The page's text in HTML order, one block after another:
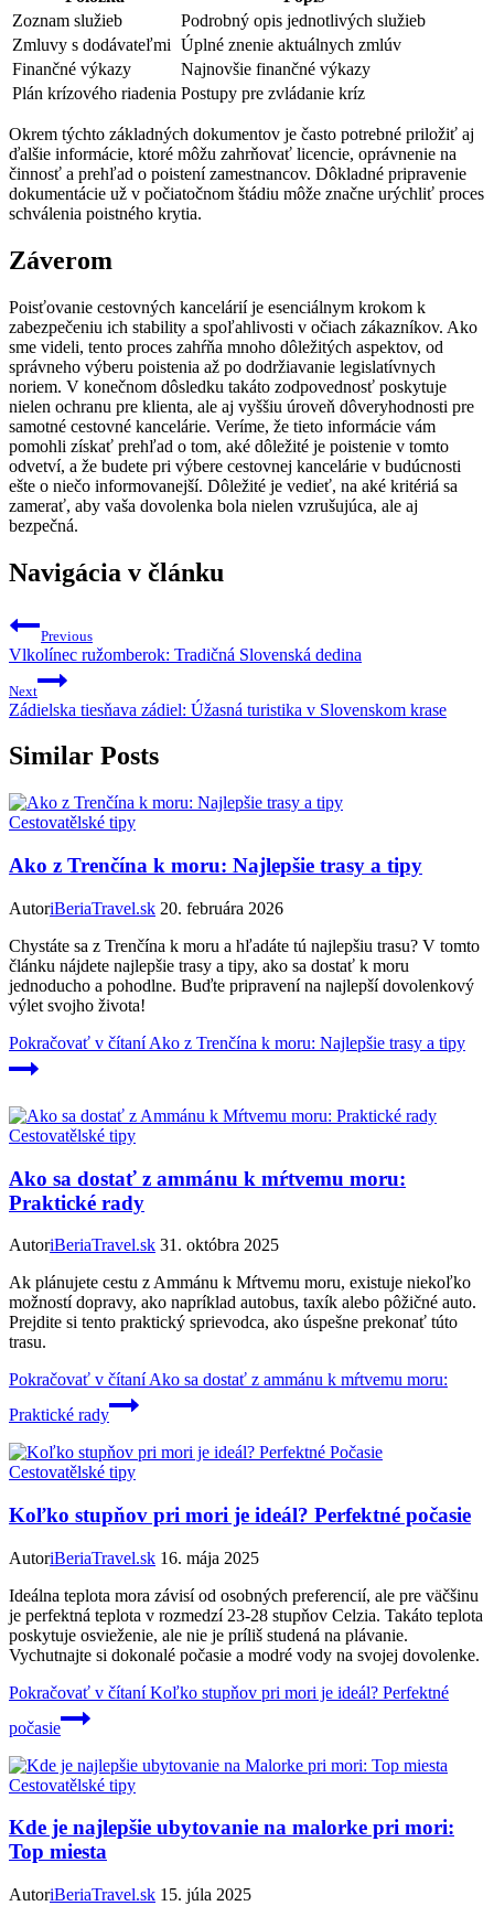
Zoznam služieb
Podrobný opis jednotlivých služieb
Zmluvy s dodávateľmi Úplné znenie aktuálnych zmlúv
Finančné výkazy
Najnovšie finančné výkazy
Plán krízového riadenia Postupy pre zvládanie kríz
Okrem týchto základných dokumentov je často potrebné priložiť aj
ďalšie informácie, ktoré môžu zahrňovať licencie, oprávnenie na
činnosť a prehľad o poistení zamestnancov. Dôkladné pripravenie
dokumentácie už v počiatočnom štádiu môže značne urýchliť proces
schválenia poistného krytia.
Záverom
Poisťovanie cestovných kancelárií je esenciálnym krokom k
zabezpečeniu ich stability a spoľahlivosti v očiach zákazníkov. Ako
sme videli, tento proces zahŕňa mnoho dôležitých aspektov, od
správneho výberu poistenia až po dodržiavanie legislatívnych
noriem. V konečnom dôsledku takáto zodpovednosť poskytuje
nielen ochranu pre klienta, ale aj vyššiu úroveň dôveryhodnosti pre
samotné cestovné kancelárie. Veríme, že tieto informácie vám
pomohli získať prehľad o tom, aké dôležité je poistenie v tomto
odvetví, a že budete pri výbere cestovnej kancelárie v budúcnosti
ešte o niečo informovanejší. Dôležité je vedieť, na aké kritériá sa
zamerať, aby vaša dovolenka bola nielen vzrušujúca, ale aj
bezpečná.
Navigácia v článku
Previous
Vlkolínec ružomberok: Tradičná Slovenská dedina
Next
Zádielska tiesňava zádiel: Úžasná turistika v Slovenskom krase
Similar Posts
Cestovatělské tipy
Ako z Trenčína k moru: Najlepšie trasy a tipy
AutoriBeriaTravel.sk 20. februára 2026
Chystáte sa z Trenčína k moru a hľadáte tú najlepšiu trasu? V tomto
článku nájdete najlepšie trasy a tipy, ako sa dostať k moru
jednoducho a pohodlne. Buďte pripravení na najlepší dovolenkový
výlet svojho života!
Pokračovať v čítaníAko z Trenčína k moru: Najlepšie trasy a tipy
Cestovatělské tipy
Ako sa dostať z ammánu k mŕtvemu moru:
Praktické rady
AutoriBeriaTravel.sk 31. októbra 2025
Ak plánujete cestu z Ammánu k Mŕtvemu moru, existuje niekoľko
možností dopravy, ako napríklad autobus, taxík alebo pôžičné auto.
Prejdite si tento praktický sprievodca, ako úspešne prekonať túto
trasu.
Pokračovať v čítaníAko sa dostať z ammánu k mŕtvemu moru:
Praktické rady
Cestovatělské tipy
Koľko stupňov pri mori je ideál? Perfektné počasie
AutoriBeriaTravel.sk 16. mája 2025
Ideálna teplota mora závisí od osobných preferencií, ale pre väčšinu
je perfektná teplota v rozmedzí 23-28 stupňov Celzia. Takáto teplota
poskytuje osvieženie, ale nie je príliš studená na plávanie.
Vychutnajte si dokonalé počasie a modré vody na svojej dovolenke.
Pokračovať v čítaníKoľko stupňov pri mori je ideál? Perfektné
počasie
Cestovatělské tipy
Kde je najlepšie ubytovanie na malorke pri mori:
Top miesta
AutoriBeriaTravel.sk 15. júla 2025